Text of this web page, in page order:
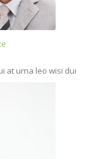
at urna leo wisi dui